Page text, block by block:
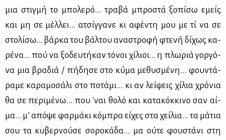
μια στιγ­μή το μπο­λε­ρό... τρα­βά μπρο­στά ξο­πί­σω εμείς
και μη σε μέλ­λει... ατσίγ­γα­νε κι αφέ­ντη μου με τί να σε
στο­λί­σω... βάρ­κα του βάλ­του ανα­στρο­φή φτε­νή δί­χως κα­
ρέ­να... πού να ξο­δευ­τή­καν τό­νοι χί­λιοι... η πλω­ριά γορ­γό­
να μια βρα­διά / πή­δη­σε στο κύ­μα με­θυ­σμέ­νη... φου­ντά­
ρα­με κα­ρα­μο­σά­λι στο πο­τά­μι... κι αν λεί­ψεις χί­λια χρό­νια
θα σε πε­ρι­μέ­νω... που 'ναι θο­λό και κα­τα­κόκ­κι­νο σαν αί­
μα... μ’ από­ψε φαρ­μά­κι κό­μπρα εί­χες στα χεί­λια... τα μά­τια
σου τα κυ­βερ­νού­σε σο­ρο­κά­δα... μα ού­τε φου­στά­νι στη